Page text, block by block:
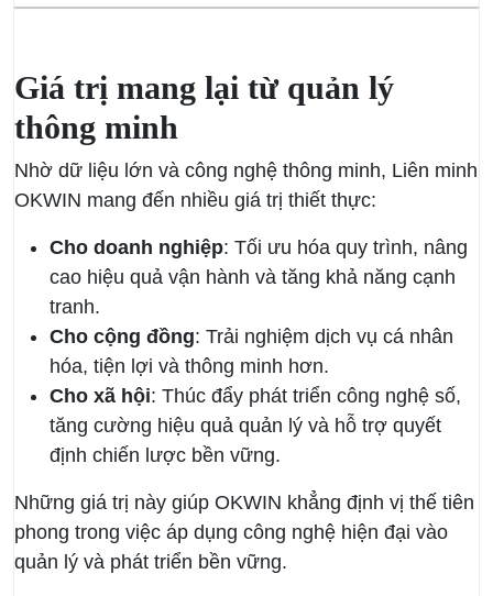
Giá trị mang lại từ quản lý
thông minh
Nhờ dữ liệu lớn và công nghệ thông minh, Liên minh
OKWIN mang đến nhiều giá trị thiết thực:
Cho doanh nghiệp: Tối ưu hóa quy trình, nâng
cao hiệu quả vận hành và tăng khả năng cạnh
tranh.
Cho cộng đồng: Trải nghiệm dịch vụ cá nhân
hóa, tiện lợi và thông minh hơn.
Cho xã hội: Thúc đẩy phát triển công nghệ số,
tăng cường hiệu quả quản lý và hỗ trợ quyết
định chiến lược bền vững.
Những giá trị này giúp OKWIN khẳng định vị thế tiên
phong trong việc áp dụng công nghệ hiện đại vào
quản lý và phát triển bền vững.